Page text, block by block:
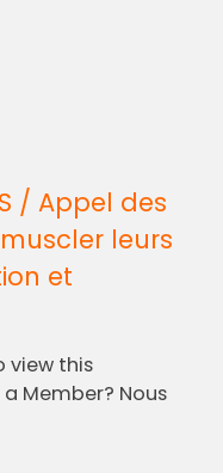
/ Appel des
leurs
et
view this
Member? Nous